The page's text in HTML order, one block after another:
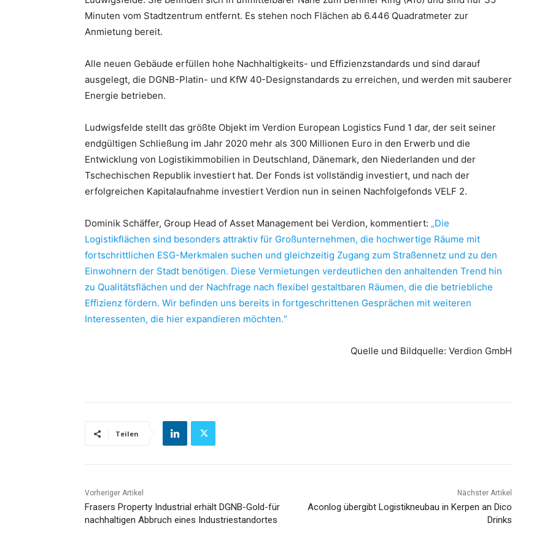
Minuten vom Stadtzentrum entfernt. Es stehen noch Flächen ab 6.446 Quadratmeter zur
Anmietung bereit.
Alle neuen Gebäude erfüllen hohe Nachhaltigkeits- und Effizienzstandards und sind darauf
ausgelegt, die DGNB-Platin- und KfW 40-Designstandards zu erreichen, und werden mit sauberer
Energie betrieben.
Ludwigsfelde stellt das größte Objekt im Verdion European Logistics Fund 1 dar, der seit seiner
endgültigen Schließung im Jahr 2020 mehr als 300 Millionen Euro in den Erwerb und die
Entwicklung von Logistikimmobilien in Deutschland, Dänemark, den Niederlanden und der
Tschechischen Republik investiert hat. Der Fonds ist vollständig investiert, und nach der
erfolgreichen Kapitalaufnahme investiert Verdion nun in seinen Nachfolgefonds VELF 2.
Dominik Schäffer, Group Head of Asset Management bei Verdion, kommentiert: „Die
Logistikflächen sind besonders attraktiv für Großunternehmen, die hochwertige Räume mit
fortschrittlichen ESG-Merkmalen suchen und gleichzeitig Zugang zum Straßennetz und zu den
Einwohnern der Stadt benötigen. Diese Vermietungen verdeutlichen den anhaltenden Trend hin
zu Qualitätsflächen und der Nachfrage nach flexibel gestaltbaren Räumen, die die betriebliche
Effizienz fördern. Wir befinden uns bereits in fortgeschrittenen Gesprächen mit weiteren
Interessenten, die hier expandieren möchten.“
Quelle und Bildquelle: Verdion GmbH
Teilen
Vorheriger Artikel
Frasers Property Industrial erhält DGNB-Gold-für
nachhaltigen Abbruch eines Industriestandortes
Nächster Artikel
Aconlog übergibt Logistikneubau in Kerpen an Dico
Drinks